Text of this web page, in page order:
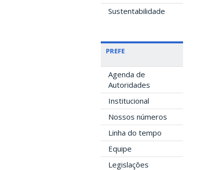
Sustentabilidade
PREFE
Agenda de
Autoridades
Institucional
Nossos números
Linha do tempo
Equipe
Legislações